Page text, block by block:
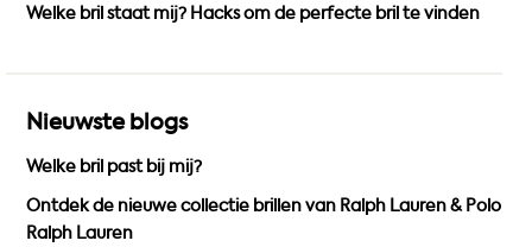
Welke bril staat mij? Hacks om de perfecte bril te vinden
Nieuwste blogs
Welke bril past bij mij?
Ontdek de nieuwe collectie brillen van Ralph Lauren & Polo
Ralph Lauren